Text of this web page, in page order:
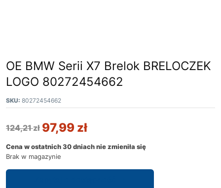
OE BMW Serii X7 Brelok BRELOCZEK
LOGO 80272454662
SKU: 80272454662
124,21zł 97,99 zł
Cena w ostatnich 30 dniach nie zmieniła się
Brak w magazynie